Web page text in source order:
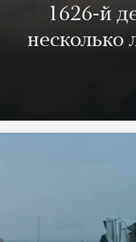
1626-й
несколько